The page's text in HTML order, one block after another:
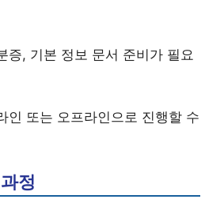
증, 기본 정보 문서 준비가 필요
인 또는 오프라인으로 진행할 수
정